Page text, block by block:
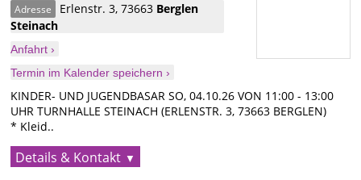
Adresse Erlenstr. 3,73663 Berglen
Steinach
Anfahrt ›
Termin im Kalender speichern ›
KINDER- UND JUGENDBASAR SO, 04.10.26 VON 11:00 - 13:00
UHR TURNHALLE STEINACH (ERLENSTR. 3, 73663 BERGLEN)
* Kleid..
Details & Kontakt